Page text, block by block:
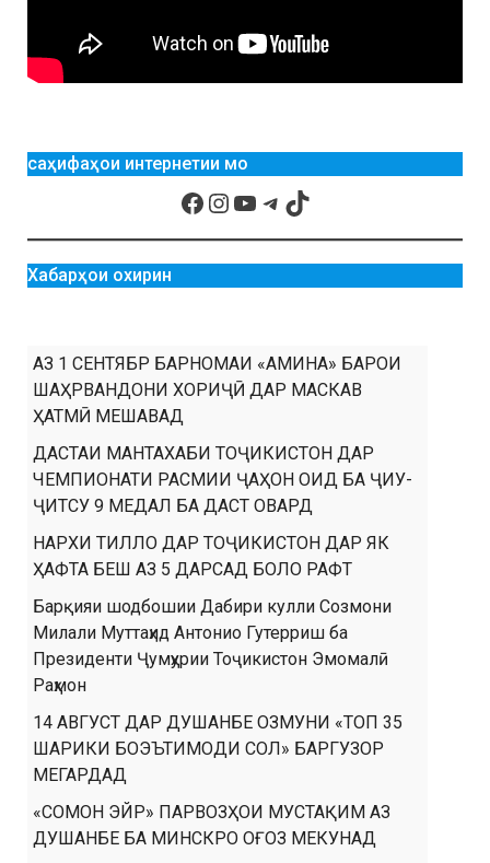
саҳифаҳои интернетии мо
Хабарҳои охирин
АЗ 1 СЕНТЯБР БАРНОМАИ «АМИНА» БАРОИ
ШАҲРВАНДОНИ ХОРИҶӢ ДАР МАСКАВ
ҲАТМӢ МЕШАВАД
ДАСТАИ МАНТАХАБИ ТОҶИКИСТОН ДАР
ЧЕМПИОНАТИ РАСМИИ ҶАҲОН ОИД БА ҶИУ-
ҶИТСУ 9 МЕДАЛ БА ДАСТ ОВАРД
НАРХИ ТИЛЛО ДАР ТОҶИКИСТОН ДАР ЯК
ҲАФТА БЕШ АЗ 5 ДАРСАД БОЛО РАФТ
Барқияи шодбошии Дабири кулли Созмони
Милали Муттаҳид Антонио Гутерриш ба
Президенти Ҷумҳурии Тоҷикистон Эмомалӣ
Раҳмон
14 АВГУСТ ДАР ДУШАНБЕ ОЗМУНИ «ТОП 35
ШАРИКИ БОЭЪТИМОДИ СОЛ» БАРГУЗОР
МЕГАРДАД
«СОМОН ЭЙР» ПАРВОЗҲОИ МУСТАҚИМ АЗ
ДУШАНБЕ БА МИНСКРО ОҒОЗ МЕКУНАД